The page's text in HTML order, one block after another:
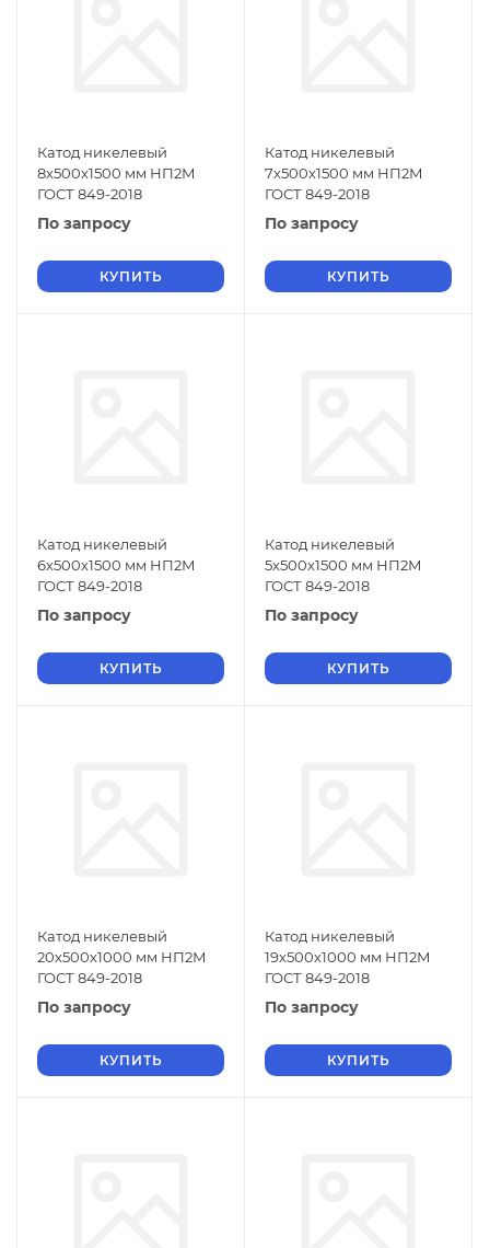
Катод никелевый
8х500х1500 мм НП2М
ГОСТ 849-2018
По запросу
КУПИТЬ
Катод никелевый
7х500х1500 мм НП2М
ГОСТ 849-2018
По запросу
КУПИТЬ
Катод никелевый
6х500х1500 мм НП2М
ГОСТ 849-2018
По запросу
КУПИТЬ
Катод никелевый
5х500х1500 мм НП2М
ГОСТ 849-2018
По запросу
КУПИТЬ
Катод никелевый
20х500х1000 мм НП2М
ГОСТ 849-2018
По запросу
КУПИТЬ
Катод никелевый
19х500х1000 мм НП2М
ГОСТ 849-2018
По запросу
КУПИТЬ